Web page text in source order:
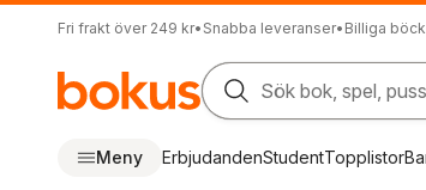
Fri frakt över 249 kr• Snabba leveranser• Billiga
Sök bok, spel,
Meny ErbjudandenStudentTopplistor